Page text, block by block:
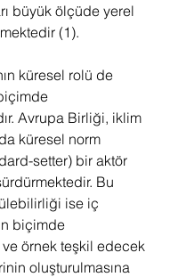
büyük ölçüde yerel
(1).
küresel rolü de
Avrupa Birliği, iklim
küresel norm
setter) bir aktör
Bu
ise iç
biçimde
ve örnek teşkil edecek
oluşturulmasına